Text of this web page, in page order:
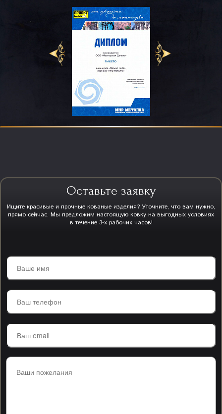
Оставьте заявку
Ищите красивые и прочные кованые изделия? Уточните, что вам нужно,
прямо сейчас. Мы предложим настоящую ковку на выгодных условиях
в течение 3-х рабочих часов!